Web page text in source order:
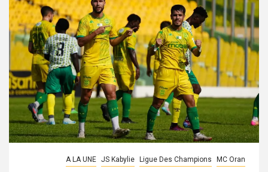
A LA UNE JS Kabylie Ligue Des Champions MC Oran